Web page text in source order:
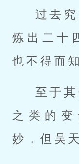
过去
炼出二十
也不得而
至于
之类的
妙，但吴